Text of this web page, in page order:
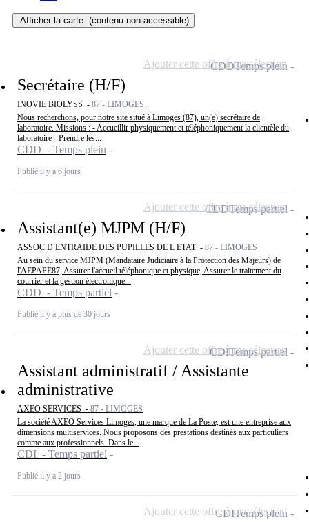
Afficher la carte (contenu non-accessible)
Secrétaire (H/F)
INOVIE BIOLYSS - 87 - LIMOGES
Nous recherchons, pour notre site situé à Limoges (87), un(e) secrétaire de
laboratoire. Missions : - Accueillir physiquement et téléphoniquement la clientèle du
laboratoire - Prendre les...
CDD - Temps plein
Publié il y a 6 jours
CDDTemps plein
Ajouter cette offre à ma sélection
Assistant(e) MJPM (H/F)
ASSOC D ENTRAIDE DES PUPILLES DE L ETAT - 87 - LIMOGES
Au sein du service MJPM (Mandataire Judiciaire à la Protection des Majeurs) de
l'AEPAPE87, Assurer l'accueil téléphonique et physique, Assurer le traitement du
courrier et la gestion électronique...
CDD - Temps partiel
Publié il y a plus de 30 jours
CDDTemps partiel
Ajouter cette offre à ma sélection
Assistant administratif / Assistante
administrative
AXEO SERVICES - 87 - LIMOGES
La société AXEO Services Limoges, une marque de La Poste, est une entreprise aux
dimensions multiservices. Nous proposons des prestations destinés aux particuliers
comme aux professionnels. Dans le...
CDI - Temps partiel
Publié il y a 2 jours
CDITemps partiel
Ajouter cette offre à ma sélection
CDITemps plein
Ajouter cette offre à ma sélection